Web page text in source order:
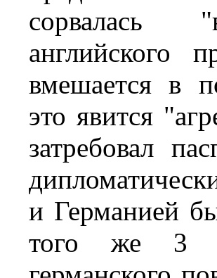
сорвалась
английского
вмешается в
это явится
затребовал
и Германией
того же 3